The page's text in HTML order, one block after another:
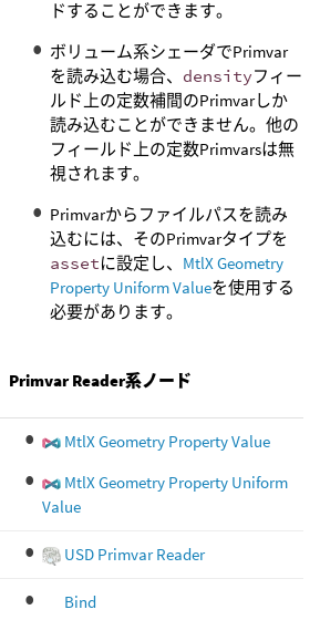
ドすることができます。
ボリューム系シェーダでPrimvar
を読み込む場合、 densityフィー
ルド上の定数補間のPrimvarしか
読み込むことができません。他の
フィールド上の定数Primvarsは無
視されます。
Primvarからファイルパスを読み
込むには、そのPrimvarタイプを
assetに設定し、 MtlX Geometry
Property Uniform Valueを使用する
必要があります。
Primvar Reader系ノード
MtlX Geometry Property Value
MtlX Geometry Property Uniform
Value
USD Primvar Reader
Bind